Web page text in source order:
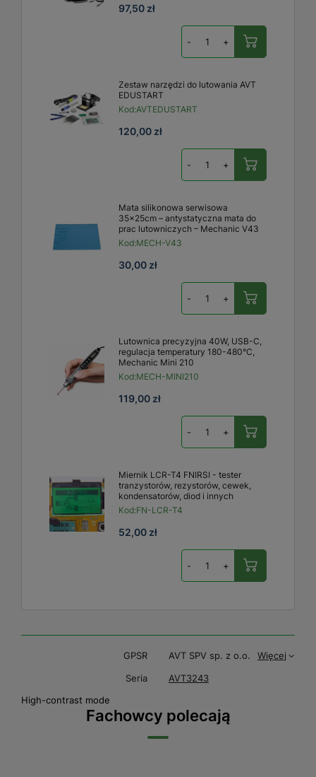
97,50 zł
- +
Zestaw narzędzi do lutowania AVT
EDUSTART
Kod:AVTEDUSTART
120,00 zł
- +
Mata silikonowa serwisowa
35x25cm – antystatyczna mata do
prac lutowniczych – Mechanic V43
Kod:MECH-V43
30,00 zł
- +
Lutownica precyzyjna 40W, USB-C,
regulacja temperatury 180-480°C,
Mechanic Mini 210
Kod:MECH-MINI210
119,00 zł
- +
Miernik LCR-T4 FNIRSI - tester
tranzystorów, rezystorów, cewek,
kondensatorów, diod i innych
Kod:FN-LCR-T4
52,00 zł
- +
GPSR AVT SPV sp. z o.o.
Więcej
Seria
AVT3243
High-contrast mode
Fachowcy polecają